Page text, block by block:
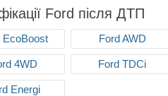
Ford після ДТП
EcoBoost Ford AWD
4WD Ford TDCi
Energi